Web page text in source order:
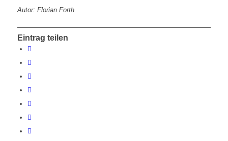
Autor: Florian Forth
Eintrag teilen